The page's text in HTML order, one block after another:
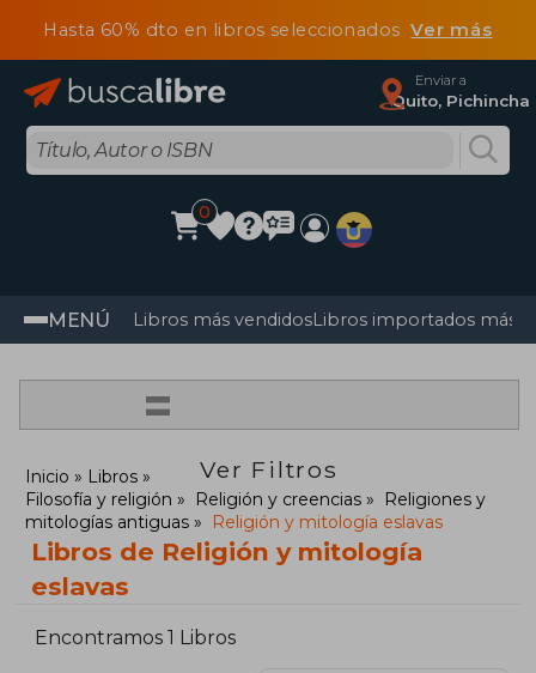
Hasta 60% dto en libros seleccionadosVer más
Enviar a
Quito, Pichincha
0
MENÚ Libros más vendidosLibros importados más
=
Ver Filtros
Inicio
Libros
Filosofía y religión
Religión y creencias
Religiones y
mitologías antiguas
Religión y mitología eslavas
Libros de Religión y mitología
eslavas
Encontramos 1 Libros